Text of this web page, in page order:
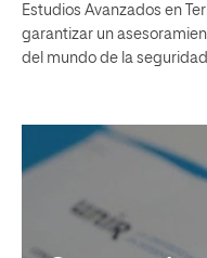
Estudios Avanzados en
garantizar un
del mundo de la